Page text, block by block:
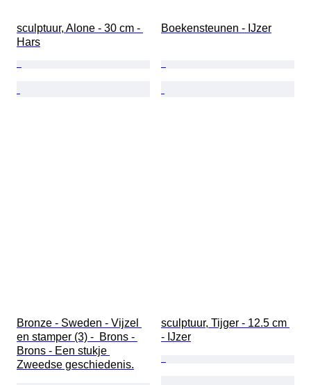
sculptuur, Alone - 30 cm -
Hars
Boekensteunen - IJzer
Bronze - Sweden - Vijzel
en stamper (3) -  Brons -
Brons - Een stukje
Zweedse geschiedenis.
sculptuur, Tijger - 12.5 cm
- IJzer